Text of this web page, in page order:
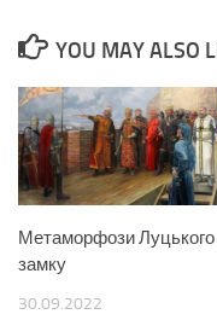
YOU MAY ALSO
Метаморфози Луцького
замку
30.09.2022